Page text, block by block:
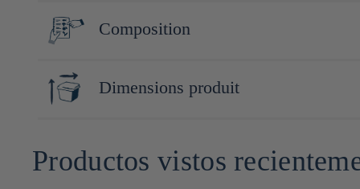
Touga est une marque réputée pour sa maîtrise de la
quotidien tout en apportant une touche de raffinement.
Composition
Bambous Dimensions produit
Productos vistos